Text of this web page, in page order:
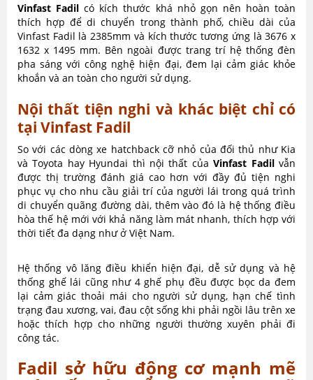
Vinfast Fadil có kích thước khá nhỏ gọn nên hoàn toàn
thích hợp để di chuyển trong thành phố, chiều dài của
Vinfast Fadil là 2385mm và kích thước tương ứng là 3676 x
1632 x 1495 mm. Bên ngoài được trang trí hệ thống đèn
pha sáng với công nghệ hiện đại, đem lại cảm giác khỏe
khoắn và an toàn cho người sử dụng.
Nội thất tiện nghi và khác biệt chỉ có
tại Vinfast Fadil
So với các dòng xe hatchback cỡ nhỏ của đối thủ như Kia
và Toyota hay Hyundai thì nội thất củaVinfast Fadilvẫn
được thị trường đánh giá cao hơn với đầy đủ tiện nghi
phục vụ cho nhu cầu giải trí của người lái trong quá trình
di chuyển quãng đường dài, thêm vào đó là hệ thống điều
hòa thế hệ mới với khả năng làm mát nhanh, thích hợp với
thời tiết đa dạng như ở Việt Nam.
Hệ thống vô lăng điều khiển hiện đại, dễ sử dụng và hệ
thống ghế lái cũng như 4 ghế phụ đều được bọc da đem
lại cảm giác thoải mái cho người sử dụng, hạn chế tình
trạng đau xương, vai, đau cột sống khi phải ngồi lâu trên xe
hoặc thích hợp cho những người thường xuyên phải đi
công tác.
Fadil sở hữu động cơ mạnh mẽ